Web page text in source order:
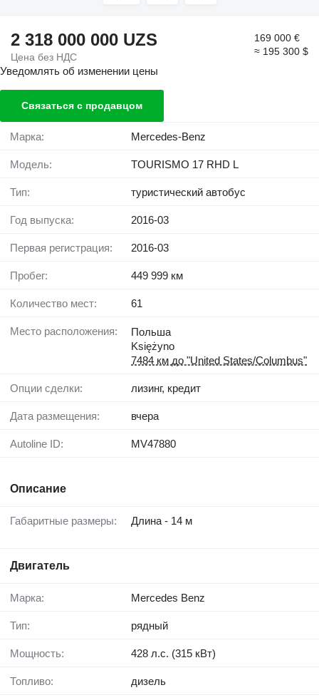
2 318 000 000 UZS
Цена без НДС
169 000 €
≈ 195 300 $
Уведомлять об изменении цены
Связаться с продавцом
Марка: Mercedes-Benz
Модель: TOURISMO 17 RHD L
Тип: туристический автобус
Год выпуска: 2016-03
Первая регистрация: 2016-03
Пробег: 449 999 км
Количество мест: 61
Место расположения:
Польша
Księżyno
7484 км до "United States/Columbus"
Опции сделки: лизинг, кредит
Дата размещения: вчера
Autoline ID: MV47880
Описание
Габаритные размеры: Длина - 14 м
Двигатель
Марка: Mercedes Benz
Тип: рядный
Мощность: 428 л.с. (315 кВт)
Топливо: дизель